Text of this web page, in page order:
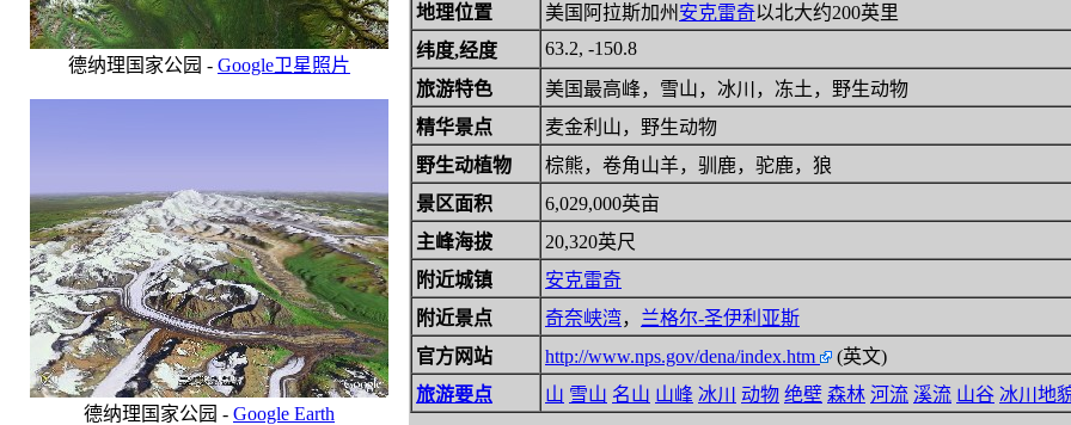
德纳理国家公园 - Google卫星照片
德纳理国家公园 - Google Earth
地理位置
美国阿拉斯加州 安克雷奇以北大约200英里
纬度,经度
63.2, -150.8
旅游特色
美国最高峰，雪山，冰川，冻土，野生动物
精华景点
麦金利山，野生动物
野生动植物
棕熊，卷角山羊，驯鹿，驼鹿，狼
景区面积
6,029,000英亩
主峰海拔
20,320英尺
附近城镇
安克雷奇
附近景点
奇奈峡湾， 兰格尔-圣伊利亚斯
官方网站
http://www.nps.gov/dena/index.htm
(英文)
旅游要点
山 雪山 名山 山峰 冰川 动物 绝壁 森林 河流 溪流 山谷 冰川地